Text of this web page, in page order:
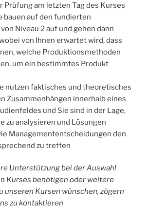
Prüfung am letzten Tag des Kurses
bauen auf den fundierten
Niveau 2 auf und gehen dann
von Ihnen erwartet wird, dass
welche Produktionsmethoden
um ein bestimmtes Produkt
nutzen faktisches und theoretisches
Zusammenhängen innerhalb eines
und Sie sind in der Lage,
zu analysieren und Lösungen
Managemententscheidungen den
zu treffen
Unterstützung bei der Auswahl
Kurses benötigen oder weitere
unseren Kursen wünschen, zögern
zu kontaktieren